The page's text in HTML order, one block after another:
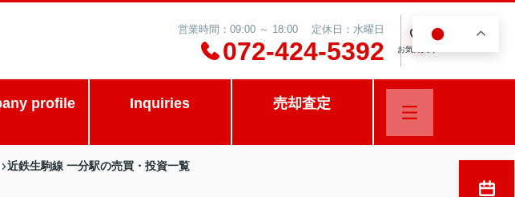
営業時間：09:00 ～ 18:00 定休日：水曜日
072-424-5392 お気に入り
profile Inquiries 売却査定
近鉄生駒線 一分駅の売買・投資一覧